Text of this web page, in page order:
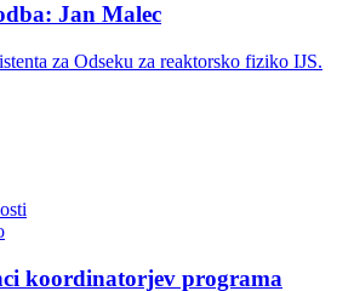
Jan Malec
za Odseku za reaktorsko fiziko IJS.
koordinatorjev programa